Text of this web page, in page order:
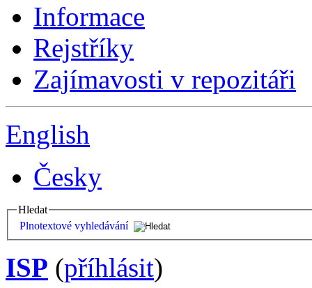
Informace
Rejstříky
Zajímavosti v repozitáři
English
Česky
Hledat
Plnotextové vyhledávání
ISP (příhlásit)